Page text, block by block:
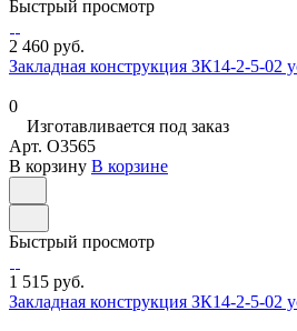
Быстрый просмотр
2 460 руб.
Закладная конструкция ЗК14-2-5-02
0
Изготавливается под заказ
Арт. O3565
В корзину В корзине
Быстрый просмотр
1 515 руб.
Закладная конструкция ЗК14-2-5-02